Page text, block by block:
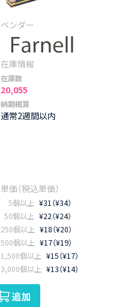
在庫数
20,055
納期概算
通常2週間以内
5個以上 ¥31（¥34）
50個以上 ¥22（¥24）
250個以上 ¥18（¥20）
500個以上 ¥17（¥19）
1,500個以上 ¥15（¥17）
3,000個以上 ¥13（¥14）
追加